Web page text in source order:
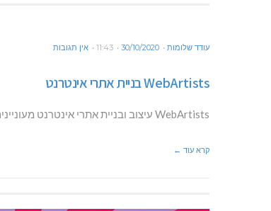
עודד שלומות 30/10/2020
11:43 אין תגובות
WebArtists בניית אתרי אינטרנט
WebArtists עיצוב ובניית אתרי אינטרנט מעוניינים להעביר את העבודה שלכם לאונליין? צריכים אתר אינטרנט נגיש ונוח? רוצים שימצאו אתכם בגוגל?
קרא עוד ←